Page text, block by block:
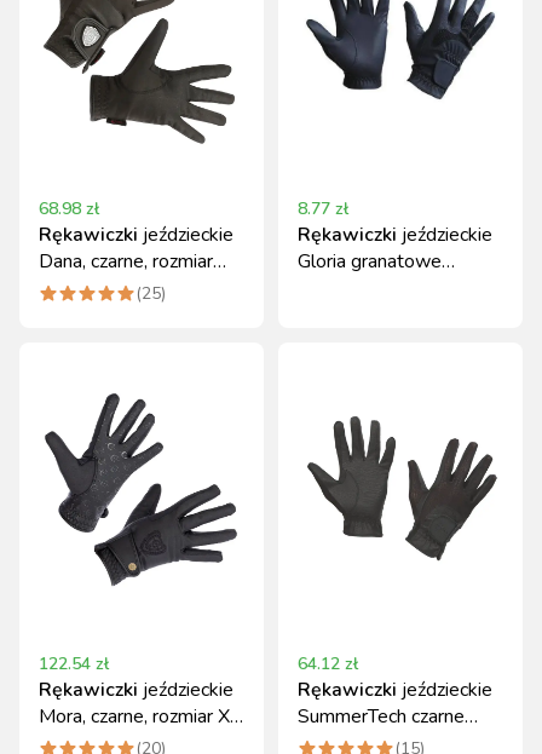
68.98 zł
Rękawiczki jeździeckie
Dana, czarne, rozmiar
XS, Covalliero
(25)
8.77 zł
Rękawiczki jeździeckie
Gloria granatowe
122.54 zł
Rękawiczki jeździeckie
Mora, czarne, rozmiar XL,
Covalliero
(20)
64.12 zł
Rękawiczki jeździeckie
SummerTech czarne
rozmiar S Covalliero
(15)